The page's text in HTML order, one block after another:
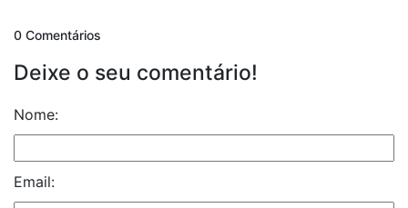
0 Comentários
Deixe o seu comentário!
Nome:
Email: